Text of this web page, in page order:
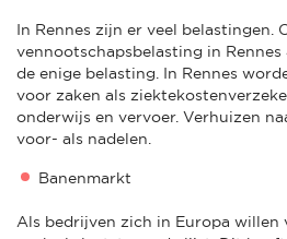
In Rennes zijn er veel belastingen.
vennootschapsbelasting in
de enige belasting. In Rennes
voor zaken als
onderwijs en vervoer. Verhuizen
voor- als nadelen.
Banenmarkt
Als bedrijven zich in Europa willen